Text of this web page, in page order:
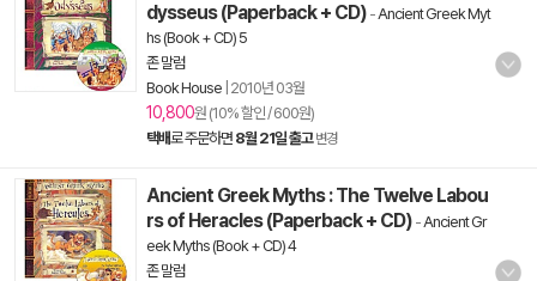
dysseus (Paperback + CD) -Ancient Greek Myt
hs (Book + CD) 5
존 말럼
Book House 2010년 03월
10,800원 (10% 할인 / 600원)
택배로 주문하면 8월 21일 출고 변경
Ancient Greek Myths : The Twelve Labou
rs of Heracles (Paperback + CD) -Ancient Gr
eek Myths (Book + CD) 4
존 말럼